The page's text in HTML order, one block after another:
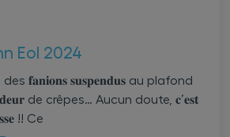
Eol 2024
des 𝐟𝐚𝐧𝐢𝐨𝐧𝐬 𝐬𝐮𝐬𝐩𝐞𝐧𝐝𝐮𝐬 au plafond
de crêpes… Aucun doute, 𝐜’𝐞𝐬𝐭
!! Ce